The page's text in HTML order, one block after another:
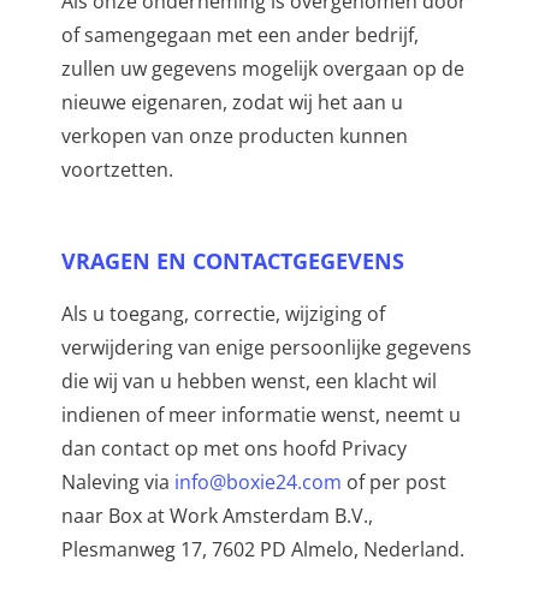
of samengegaan met een ander bedrijf,
zullen uw gegevens mogelijk overgaan op de
nieuwe eigenaren, zodat wij het aan u
verkopen van onze producten kunnen
voortzetten.
VRAGEN EN CONTACTGEGEVENS
Als u toegang, correctie, wijziging of
verwijdering van enige persoonlijke gegevens
die wij van u hebben wenst, een klacht wil
indienen of meer informatie wenst, neemt u
dan contact op met ons hoofd Privacy
Naleving via info@boxie24.com of per post
naar Box at Work Amsterdam B.V.,
Plesmanweg 17, 7602 PD Almelo, Nederland.